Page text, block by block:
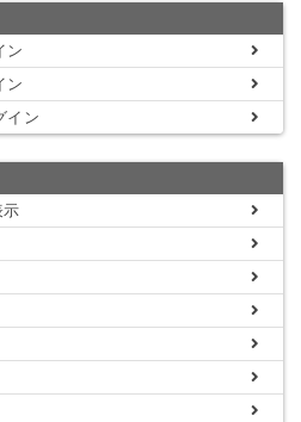
ン
ン
イン
示